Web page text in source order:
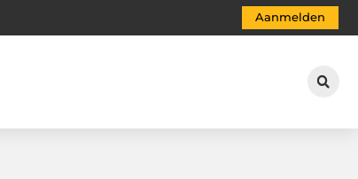
Aanmelden